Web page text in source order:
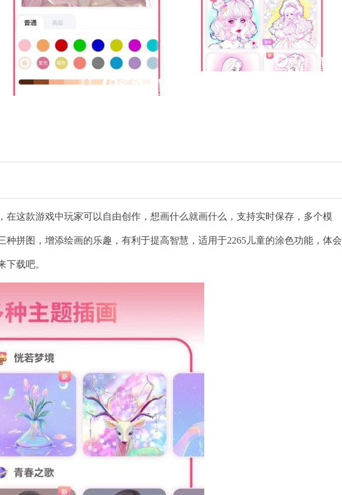
在这款游戏中玩家可以自由创作，想画什么就画什么，支持实时保存，多个模
拼图，增添绘画的乐趣，有利于提高智慧，适用于2265儿童的涂色功能，体会
下载吧。